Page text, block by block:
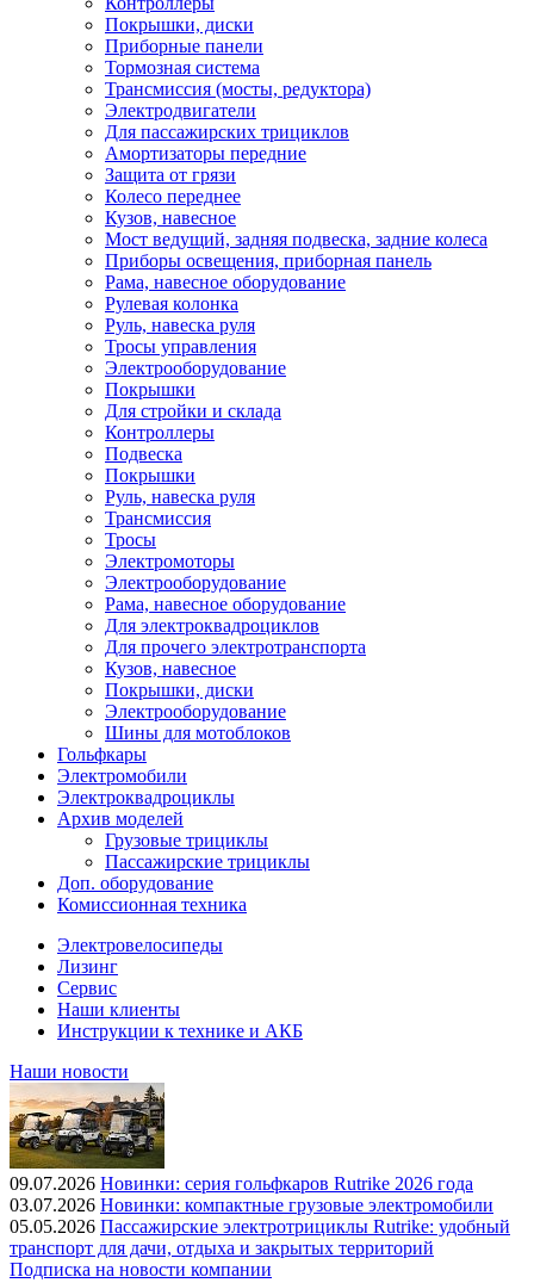
Покрышки, диски
Приборные панели
Тормозная система
Трансмиссия (мосты, редуктора)
Электродвигатели
Для пассажирских трициклов
Амортизаторы передние
Защита от грязи
Колесо переднее
Кузов, навесное
Мост ведущий, задняя подвеска, задние колеса
Приборы освещения, приборная панель
Рама, навесное оборудование
Рулевая колонка
Руль, навеска руля
Тросы управления
Электрооборудование
Покрышки
Для стройки и склада
Контроллеры
Подвеска
Покрышки
Руль, навеска руля
Трансмиссия
Тросы
Электромоторы
Электрооборудование
Рама, навесное оборудование
Для электроквадроциклов
Для прочего электротранспорта
Кузов, навесное
Покрышки, диски
Электрооборудование
Шины для мотоблоков
Гольфкары
Электромобили
Электроквадроциклы
Архив моделей
Грузовые трициклы
Пассажирские трициклы
Доп. оборудование
Комиссионная техника
Электровелосипеды
Лизинг
Сервис
Наши клиенты
Инструкции к технике и АКБ
Наши новости
09.07.2026 Новинки: серия гольфкаров Rutrike 2026 года
03.07.2026 Новинки: компактные грузовые электромобили
05.05.2026 Пассажирские электротрициклы Rutrike: удобный
транспорт для дачи, отдыха и закрытых территорий
Подписка на новости компании